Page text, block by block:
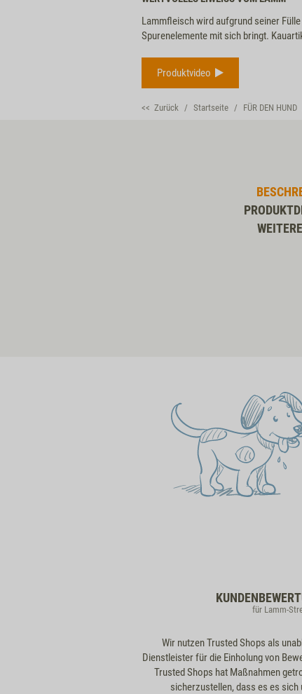
Lammfleisch wird aufgrund seiner
Spurenelemente mit sich bringt.
Produktvideo
<< Zurück Startseite FÜR DEN HUND
für Lamm-
Wir nutzen Trusted Shops als
Dienstleister für die Einholung von
Trusted Shops hat Maßnahmen
sicherzustellen, dass es es sich